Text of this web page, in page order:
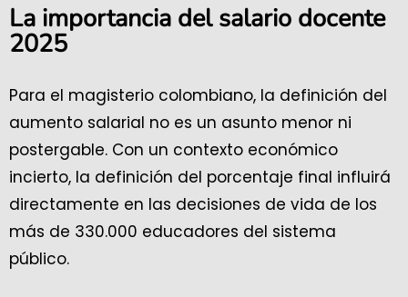
La importancia del salario docente
2025
Para el magisterio colombiano, la definición del
aumento salarial no es un asunto menor ni
postergable. Con un contexto económico
incierto, la definición del porcentaje final influirá
directamente en las decisiones de vida de los
más de 330.000 educadores del sistema
público.